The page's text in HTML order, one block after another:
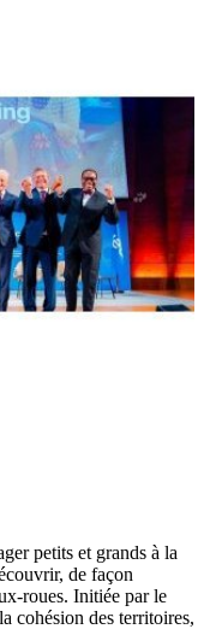
petits et grands à la
de façon
roues. Initiée par le
cohésion des territoires,